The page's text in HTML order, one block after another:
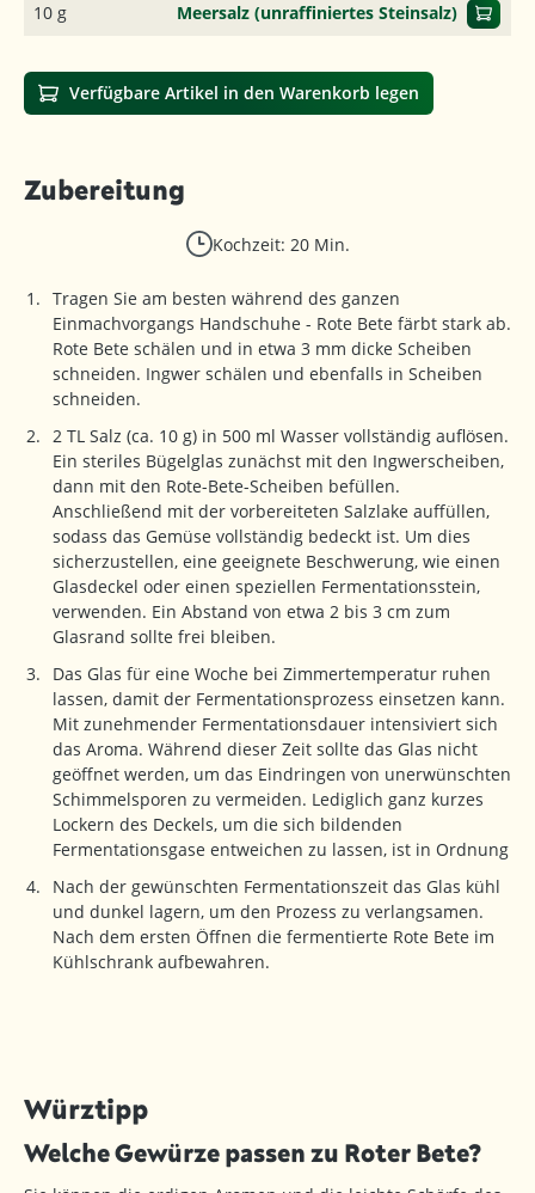
10 g
Meersalz (unraffiniertes Steinsalz)
Verfügbare Artikel in den Warenkorb legen
Zubereitung
Kochzeit: 20 Min.
Tragen Sie am besten während des ganzen
Einmachvorgangs Handschuhe - Rote Bete färbt stark ab.
Rote Bete schälen und in etwa 3 mm dicke Scheiben
schneiden. Ingwer schälen und ebenfalls in Scheiben
schneiden.
2 TL Salz (ca. 10 g) in 500 ml Wasser vollständig auflösen.
Ein steriles Bügelglas zunächst mit den Ingwerscheiben,
dann mit den Rote-Bete-Scheiben befüllen.
Anschließend mit der vorbereiteten Salzlake auffüllen,
sodass das Gemüse vollständig bedeckt ist. Um dies
sicherzustellen, eine geeignete Beschwerung, wie einen
Glasdeckel oder einen speziellen Fermentationsstein,
verwenden. Ein Abstand von etwa 2 bis 3 cm zum
Glasrand sollte frei bleiben.
Das Glas für eine Woche bei Zimmertemperatur ruhen
lassen, damit der Fermentationsprozess einsetzen kann.
Mit zunehmender Fermentationsdauer intensiviert sich
das Aroma. Während dieser Zeit sollte das Glas nicht
geöffnet werden, um das Eindringen von unerwünschten
Schimmelsporen zu vermeiden. Lediglich ganz kurzes
Lockern des Deckels, um die sich bildenden
Fermentationsgase entweichen zu lassen, ist in Ordnung
Nach der gewünschten Fermentationszeit das Glas kühl
und dunkel lagern, um den Prozess zu verlangsamen.
Nach dem ersten Öffnen die fermentierte Rote Bete im
Kühlschrank aufbewahren.
Würztipp
Welche Gewürze passen zu Roter Bete?